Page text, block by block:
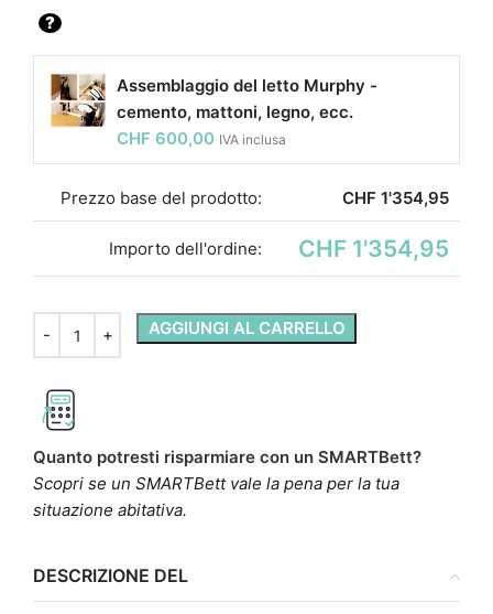
?
Assemblaggio del letto Murphy -
cemento, mattoni, legno, ecc.
CHF 600,00 IVA inclusa
Prezzo base del prodotto: CHF 1'354,95
Importo dell'ordine: CHF 1'354,95
AGGIUNGI AL CARRELLO
Quanto potresti risparmiare con un SMARTBett?
Scopri se un SMARTBett vale la pena per la tua
situazione abitativa.
DESCRIZIONE DEL